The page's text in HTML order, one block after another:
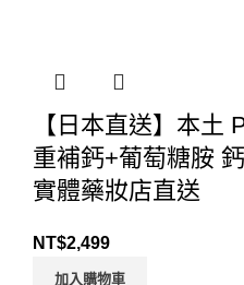
【日本直送】本土
重補鈣+葡萄糖胺
實體藥妝店直送
NT$2,499
加入購物車